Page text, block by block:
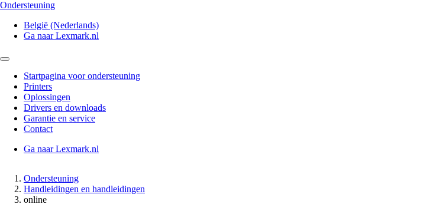
Ondersteuning
België (Nederlands)
Ga naar Lexmark.nl
Startpagina voor ondersteuning
Printers
Oplossingen
Drivers en downloads
Garantie en service
Contact
Ga naar Lexmark.nl
Ondersteuning
Handleidingen en handleidingen
online